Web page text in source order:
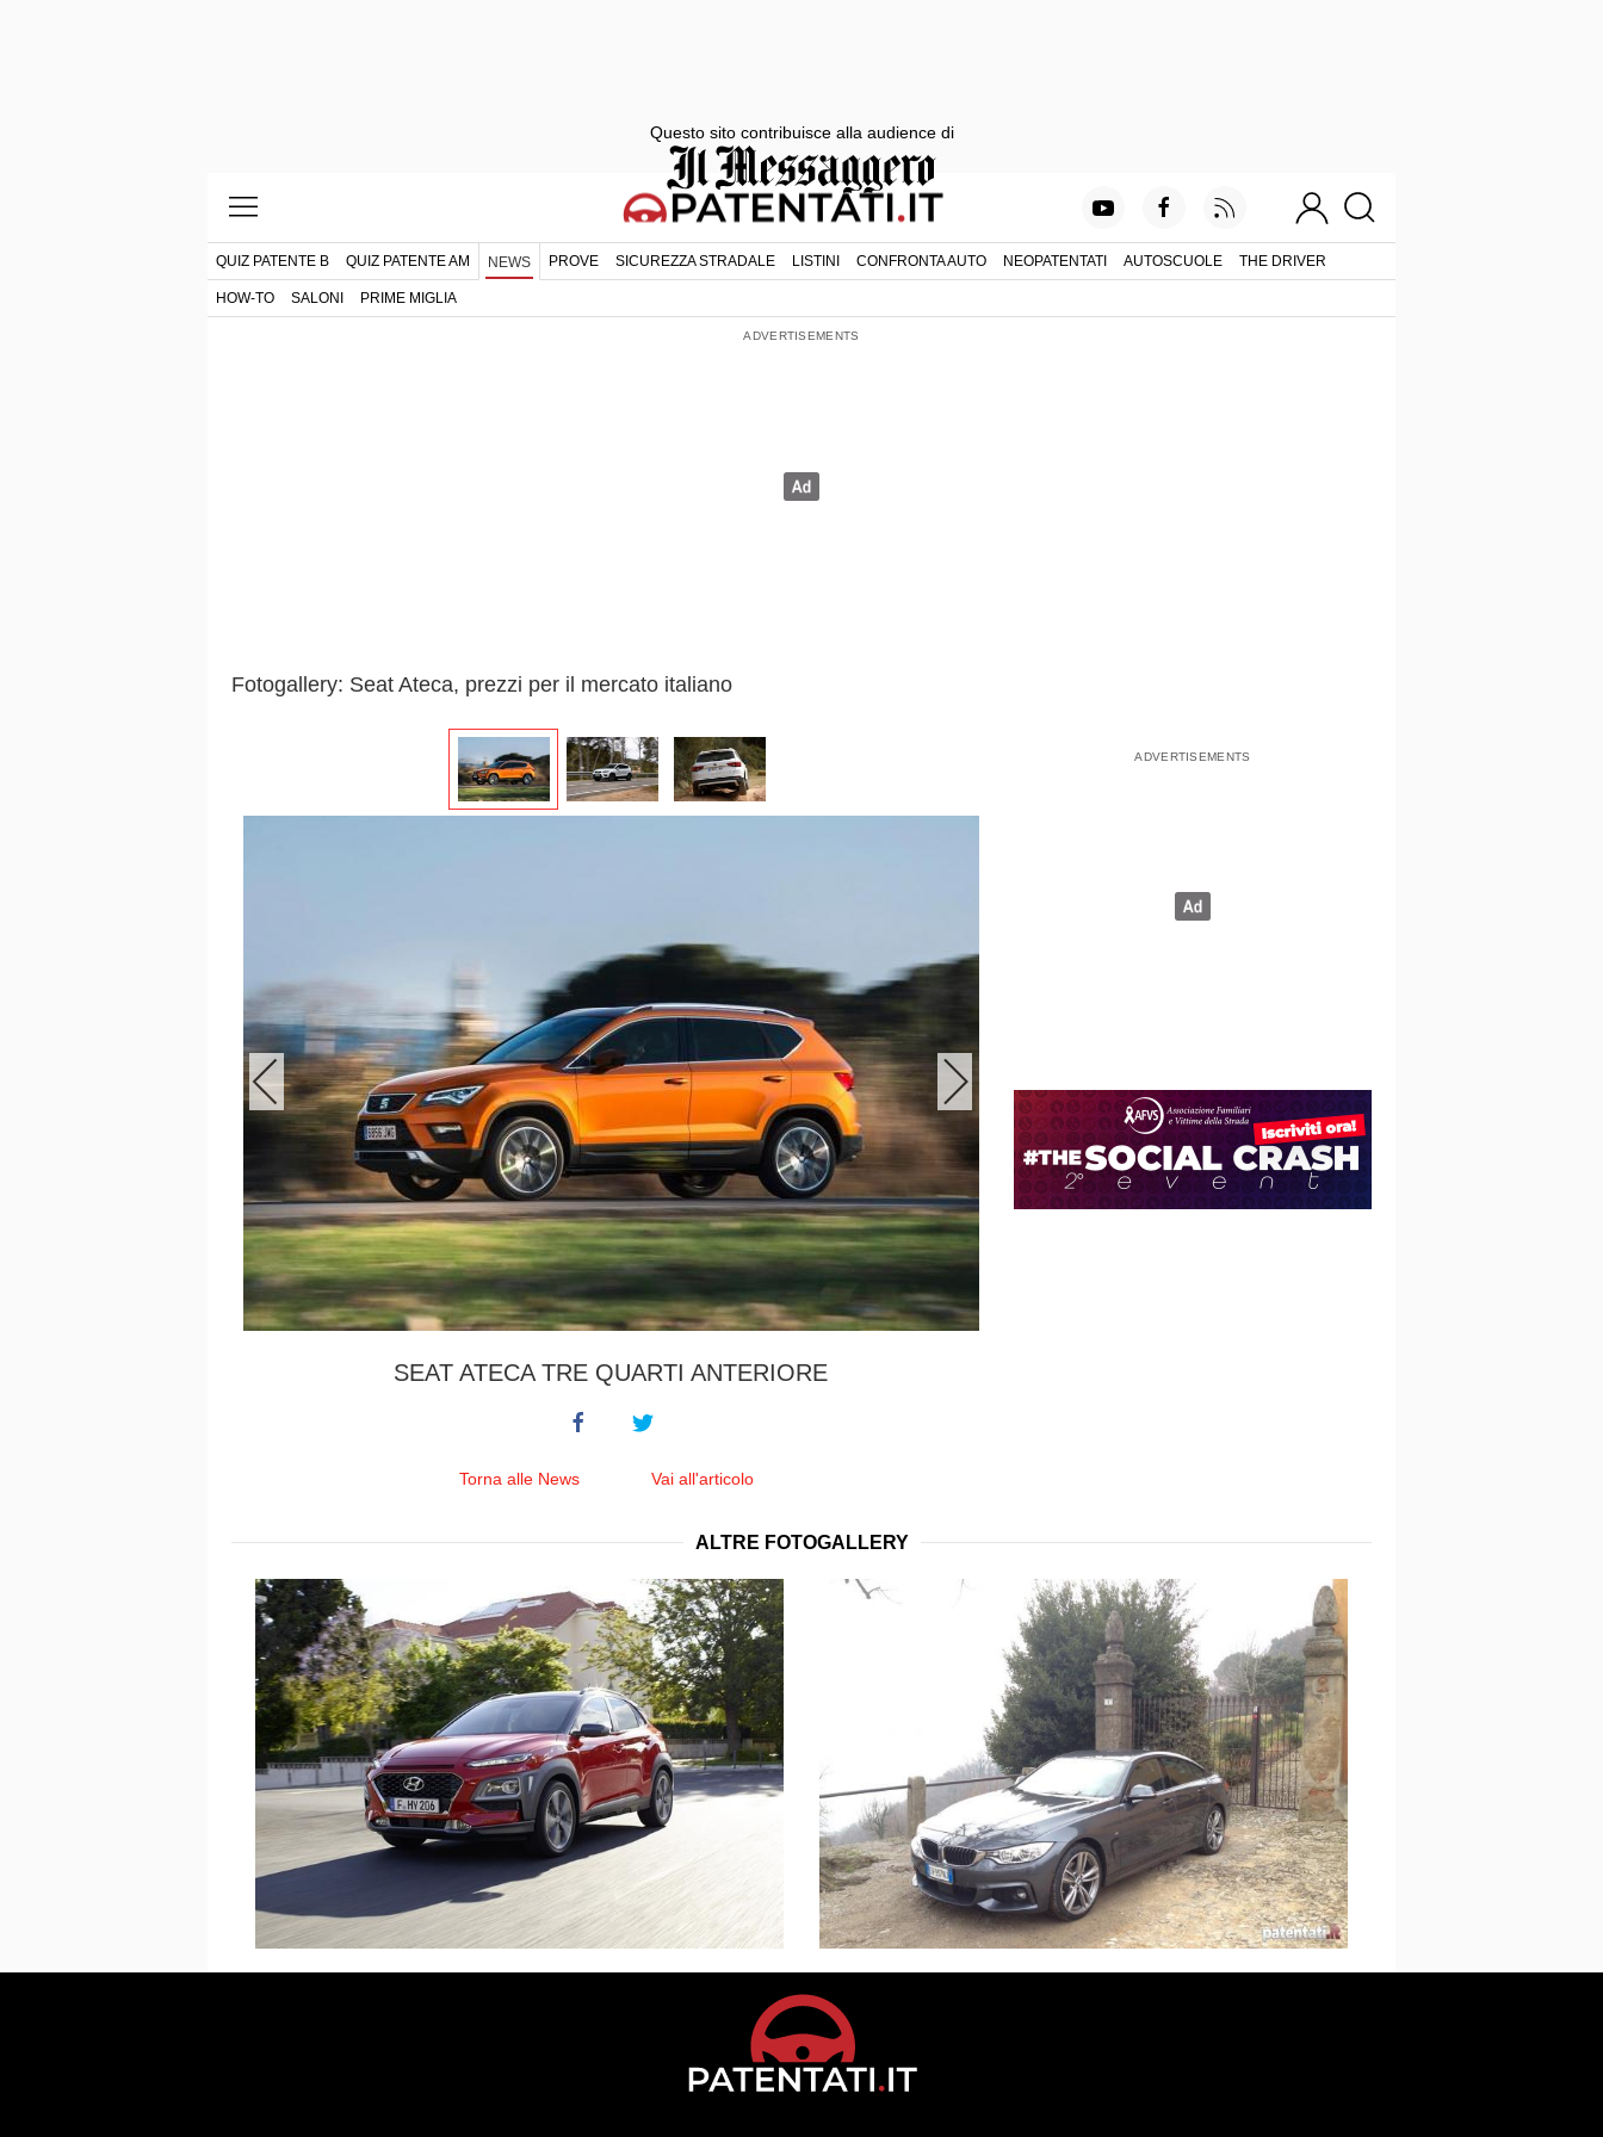
QUIZ PATENTE B QUIZ PATENTE AM NEWS PROVE SICUREZZA STRADALE LISTINI CONFRONTA AUTO NEOPATENTATI AUTOSCUOLE THE DRIVER
HOW-TO SALONI PRIME MIGLIA
Fotogallery: Seat Ateca, prezzi per il mercato italiano
SEAT ATECA TRE QUARTI ANTERIORE
Torna alle News Vai all'articolo
ALTRE FOTOGALLERY
Questo sito contribuisce alla audience di